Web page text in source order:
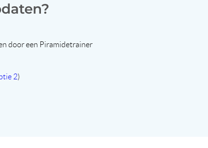
door een Piramidetrainer
2)